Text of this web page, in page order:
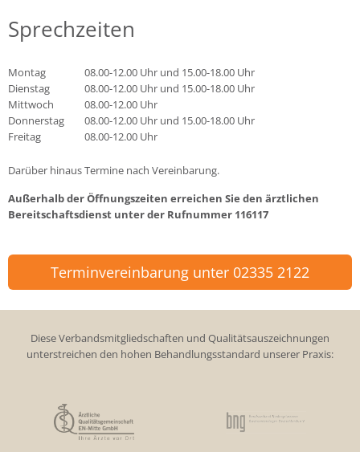
Sprechzeiten
Montag
08.00-12.00 Uhr und 15.00-18.00 Uhr
Dienstag
08.00-12.00 Uhr und 15.00-18.00 Uhr
Mittwoch
08.00-12.00 Uhr
Donnerstag
08.00-12.00 Uhr und 15.00-18.00 Uhr
Freitag
08.00-12.00 Uhr
Darüber hinaus Termine nach Vereinbarung.
Außerhalb der Öffnungszeiten erreichen Sie den ärztlichen
Bereitschaftsdienst unter der Rufnummer 116117
Terminvereinbarung unter 02335 2122
Diese Verbandsmitgliedschaften und Qualitätsauszeichnungen
unterstreichen den hohen Behandlungsstandard unserer Praxis: